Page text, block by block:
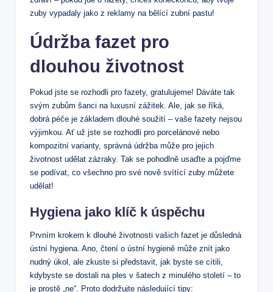
zuby vypadaly jako z reklamy na bělící zubní pastu!
Údržba fazet pro
dlouhou životnost
Pokud jste se rozhodli pro fazety, gratulujeme! Dáváte tak
svým zubům šanci na luxusní zážitek. Ale, jak se říká,
dobrá péče je základem dlouhé soužití – vaše fazety nejsou
výjimkou. Ať už jste se rozhodli pro porcelánové nebo
kompozitní varianty, správná údržba může pro jejich
životnost udělat zázraky. Tak se pohodlně usaďte a pojďme
se podívat, co všechno pro své nově svítící zuby můžete
udělat!
Hygiena jako klíč k úspěchu
Prvním krokem k dlouhé životnosti vašich fazet je důsledná
ústní hygiena. Ano, čtení o ústní hygieně může znít jako
nudný úkol, ale zkuste si představit, jak byste se cítili,
kdybyste se dostali na ples v šatech z minulého století – to
je prostě „ne“. Proto dodržujte následující tipy: